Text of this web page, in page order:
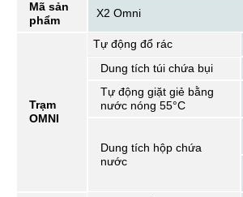
Mã sản
phẩm
X2 Omni
Trạm
OMNI
Tự động đổ rác
Dung tích túi chứa bụi
Tự động giặt giẻ bằng
nước nóng 55°C
Dung tích hộp chứa
nước